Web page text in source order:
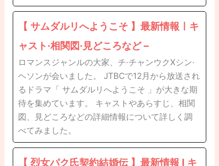
【 サムダルリへようこそ 】最新情報ㅣキ
ャスト·相関図·見どころなど –
ロマンスジャンルの大家、チ·チャンウクXシン·
ヘソンが会いました。 JTBCで12月から放送され
るドラマ「 サムダルリへようこそ 」が大きな期
待を集めています。 キャストやあらすじ、相関
図、見どころなどの詳細情報について詳しく調
べてみました。
【 烈女パク氏契約結婚伝 】最新情報 l キ